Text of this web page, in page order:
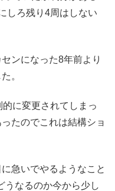
しろ残り4周はしない
ンになった8年前より
。
に変更されてしまっ
たのでこれは結構ショ
急いでやるようなこと
うなるのか今から少し